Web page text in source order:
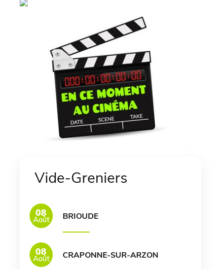
Vide-Greniers
08
Août BRIOUDE
08
Août CRAPONNE-SUR-ARZON